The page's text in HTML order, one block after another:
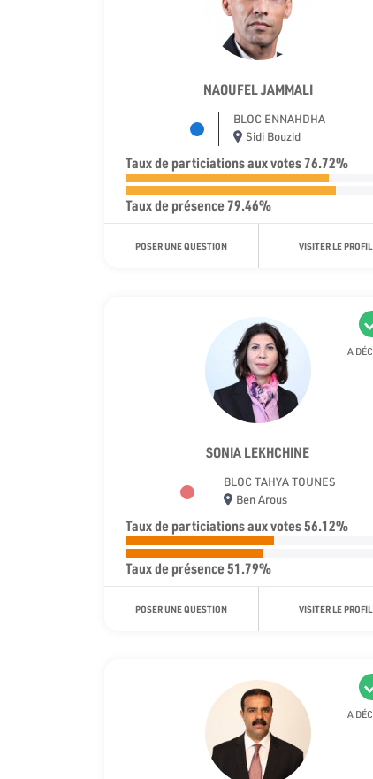
NAOUFEL JAMMALI
BLOC ENNAHDHA
Sidi Bouzid
Taux de particiations aux votes 76.72%
Taux de présence 79.46%
POSER UNE QUESTION VISITER LE PROFIL
A
SONIA LEKHCHINE
BLOC TAHYA TOUNES
Ben Arous
Taux de particiations aux votes 56.12%
Taux de présence 51.79%
POSER UNE QUESTION VISITER LE PROFIL
A